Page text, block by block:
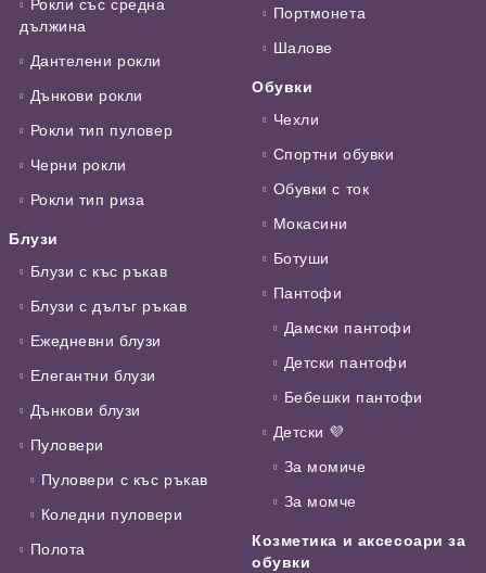
Рокли със средна
дължина
Дантелени рокли
Дънкови рокли
Рокли тип пуловер
Черни рокли
Рокли тип риза
Блузи
Блузи с къс ръкав
Блузи с дълъг ръкав
Ежедневни блузи
Елегантни блузи
Дънкови блузи
Пуловери
Пуловери с къс ръкав
Коледни пуловери
Полота
Портмонета
Шалове
Обувки
Чехли
Спортни обувки
Обувки с ток
Мокасини
Ботуши
Пантофи
Дамски пантофи
Детски пантофи
Бебешки пантофи
Детски 💜
За момиче
За момче
Козметика и аксесоари за
обувки